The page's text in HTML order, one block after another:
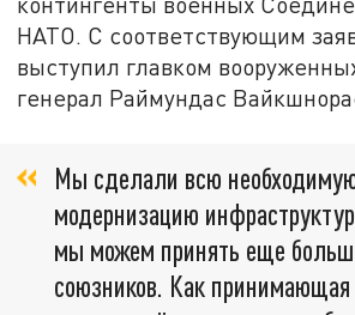
НАТО. С соответствующим
выступил главком
генерал Раймундас
Мы сделали всю
модернизацию
мы можем принять еще
союзников. Как